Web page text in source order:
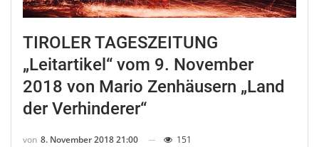
TIROLER TAGESZEITUNG
„Leitartikel“ vom 9. November
2018 von Mario Zenhäusern „Land
der Verhinderer“
von 8. November 2018 21:00 151